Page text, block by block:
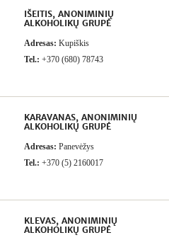
IŠEITIS, ANONIMINIŲ
ALKOHOLIKŲ GRUPĖ
Adresas: Kupiškis
Tel.: +370 (680) 78743
KARAVANAS, ANONIMINIŲ
ALKOHOLIKŲ GRUPĖ
Adresas: Panevėžys
Tel.: +370 (5) 2160017
KLEVAS, ANONIMINIŲ
ALKOHOLIKŲ GRUPĖ